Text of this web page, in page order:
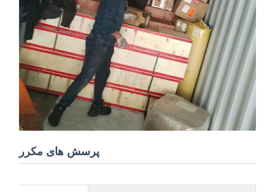
پرسش های مکرر